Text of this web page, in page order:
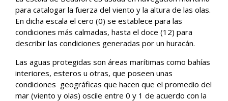
para catalogar la fuerza del viento y la altura de las olas.
En dicha escala el cero (0) se establece para las
condiciones más calmadas, hasta el doce (12) para
describir las condiciones generadas por un huracán.
Las aguas protegidas son áreas marítimas como bahías
interiores, esteros u otras, que poseen unas
condiciones geográficas que hacen que el promedio del
mar (viento y olas) oscile entre 0 y 1 de acuerdo con la